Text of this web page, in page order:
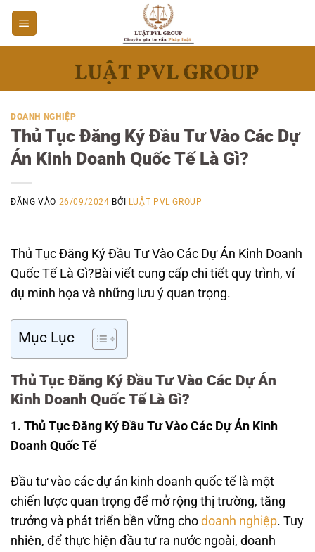
Bỏ
qua
nội
DOANH NGHIỆP
Thủ Tục Đăng Ký Đầu Tư Vào Các Dự
Án Kinh Doanh Quốc Tế Là Gì?
ĐĂNG VÀO 26/09/2024 BỞI LUẬT PVL GROUP
Thủ Tục Đăng Ký Đầu Tư Vào Các Dự Án Kinh Doanh
Quốc Tế Là Gì?Bài viết cung cấp chi tiết quy trình, ví
dụ minh họa và những lưu ý quan trọng.
Mục Lục
Thủ Tục Đăng Ký Đầu Tư Vào Các Dự Án
Kinh Doanh Quốc Tế Là Gì?
1. Thủ Tục Đăng Ký Đầu Tư Vào Các Dự Án Kinh
Doanh Quốc Tế
Đầu tư vào các dự án kinh doanh quốc tế là một
chiến lược quan trọng để mở rộng thị trường, tăng
trưởng và phát triển bền vững cho doanh nghiệp. Tuy
nhiên, để thực hiện đầu tư ra nước ngoài, doanh